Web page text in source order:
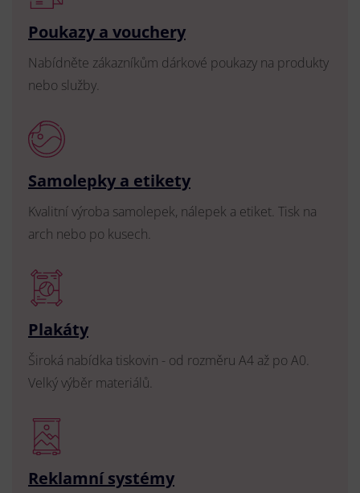
Poukazy a vouchery
Nabídněte zákazníkům dárkové poukazy na produkty
nebo služby.
Samolepky a etikety
Kvalitní výroba samolepek, nálepek a etiket. Tisk na
arch nebo po kusech.
Plakáty
Široká nabídka tiskovin - od rozměru A4 až po A0.
Velký výběr materiálů.
Reklamní systémy